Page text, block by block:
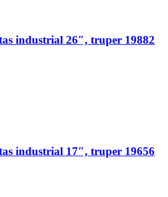
industrial 26″, truper 19882
industrial 17″, truper 19656